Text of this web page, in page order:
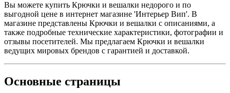
Вы можете купить Крючки и вешалки недорого и по
выгодной цене в интернет магазине 'Интерьер Вип'. В
магазине представлены Крючки и вешалки с описаниями, а
также подробные технические характеристики, фотографии и
отзывы посетителей. Мы предлагаем Крючки и вешалки
ведущих мировых брендов с гарантией и доставкой.
Основные страницы